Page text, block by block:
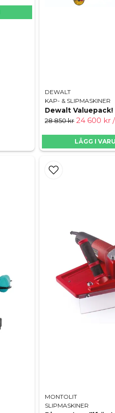
DEWALT
KAP- & SLIPMASKINER
28 850 kr 24 600 kr
LÄGG I
MONTOLIT
SLIPMASKINER